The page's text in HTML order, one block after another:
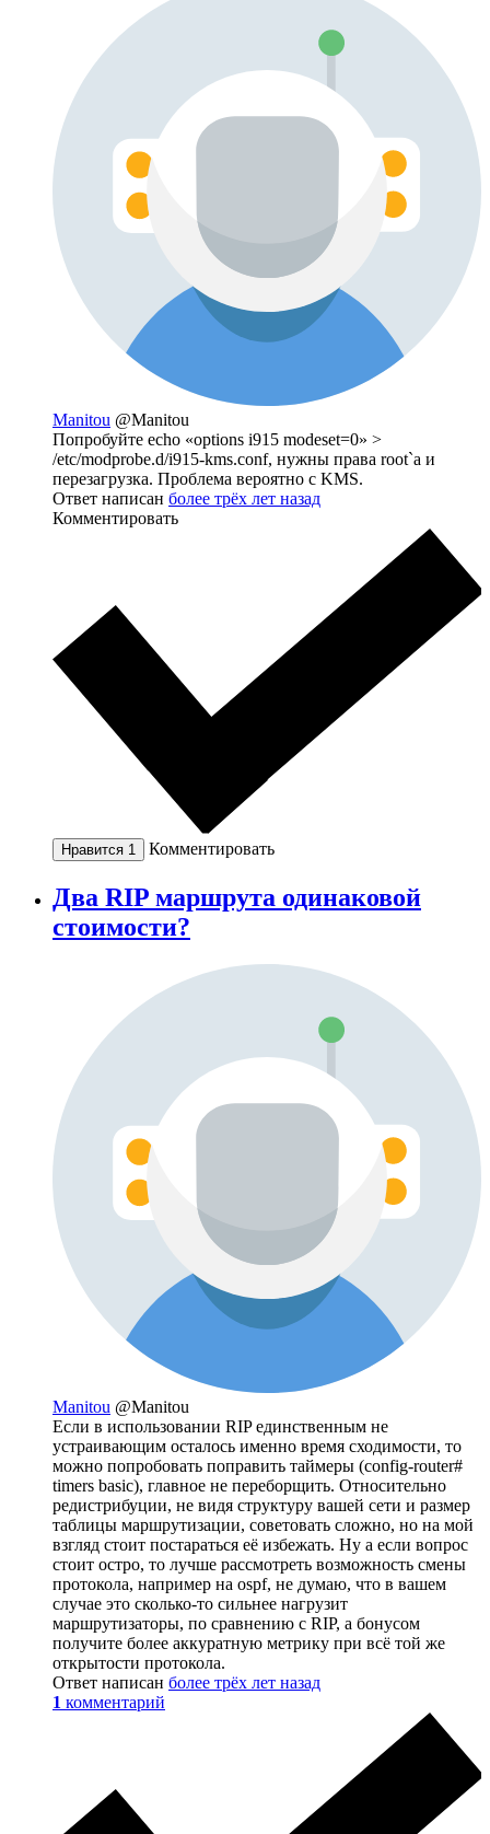
Manitou @Manitou
Попробуйте echo «options i915 modeset=0» >
/etc/modprobe.d/i915-kms.conf, нужны права root`а и
перезагрузка. Проблема вероятно с KMS.
Ответ написан более трёх лет назад
Комментировать
Нравится 1 Комментировать
Два RIP маршрута одинаковой
стоимости?
Manitou @Manitou
Если в использовании RIP единственным не
устраивающим осталось именно время сходимости, то
можно попробовать поправить таймеры (config-router#
timers basic), главное не переборщить. Относительно
редистрибуции, не видя структуру вашей сети и размер
таблицы маршрутизации, советовать сложно, но на мой
взгляд стоит постараться её избежать. Ну а если вопрос
стоит остро, то лучше рассмотреть возможность смены
протокола, например на ospf, не думаю, что в вашем
случае это сколько-то сильнее нагрузит
маршрутизаторы, по сравнению с RIP, а бонусом
получите более аккуратную метрику при всё той же
открытости протокола.
Ответ написан более трёх лет назад
1 комментарий